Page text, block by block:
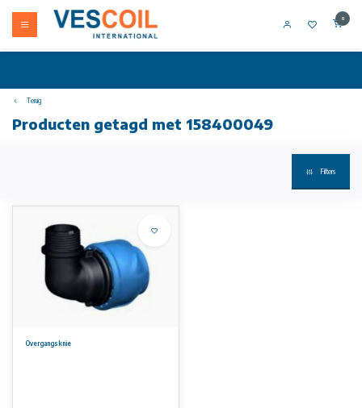
0
Terug
Producten getagd met 158400049
Filters
Overgangsknie